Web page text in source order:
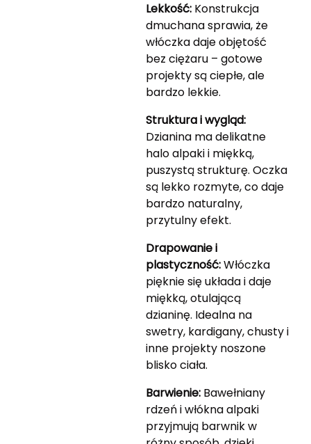
Lekkość:Konstrukcja
dmuchana sprawia, że
włóczka daje objętość
bez ciężaru – gotowe
projekty są ciepłe, ale
bardzo lekkie.
Struktura i wygląd:
Dzianina ma delikatne
halo alpaki i miękką,
puszystą strukturę. Oczka
są lekko rozmyte, co daje
bardzo naturalny,
przytulny efekt.
Drapowanie i
plastyczność:Włóczka
pięknie się układa i daje
miękką, otulającą
dzianinę. Idealna na
swetry, kardigany, chusty i
inne projekty noszone
blisko ciała.
Barwienie:Bawełniany
rdzeń i włókna alpaki
przyjmują barwnik w